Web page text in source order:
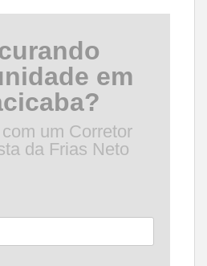
em
um Corretor
da Frias Neto